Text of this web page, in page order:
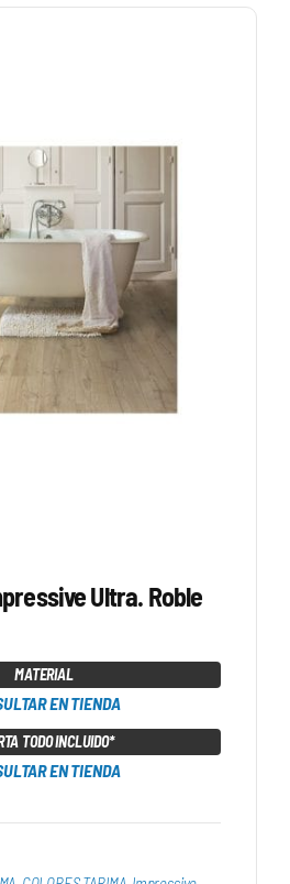
Ultra. Roble
MATERIAL
EN TIENDA
TODO INCLUIDO*
EN TIENDA